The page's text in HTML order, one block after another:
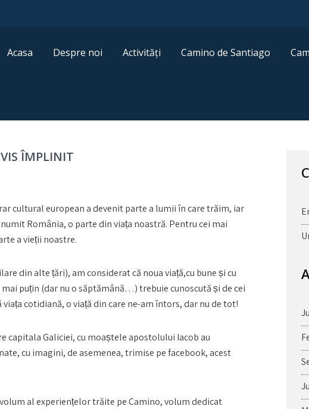
Acasa Despre noi Activități Camino de Santiago
ÎMPLINIT
cultural european a devenit parte a lumii în care trăim, iar
România, o parte din viața noastră. Pentru cei mai
a vieții noastre.
din alte țări), am considerat că noua viață,cu bune și cu
puțin (dar nu o săptămână…) trebuie cunoscută și de cei
cotidiană, o viață din care ne-am întors, dar nu de tot!
capitala Galiciei, cu moaștele apostolului Iacob au
cu imagini, de asemenea, trimise pe facebook, acest
al experiențelor trăite pe Camino, volum dedicat